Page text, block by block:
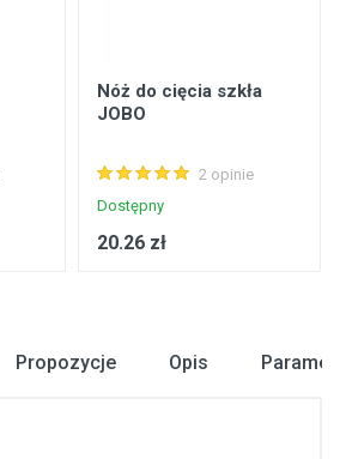
Nóż do cięcia szkła
JOBO
2 opinie
Dostępny
20.26 zł
Propozycje Opis